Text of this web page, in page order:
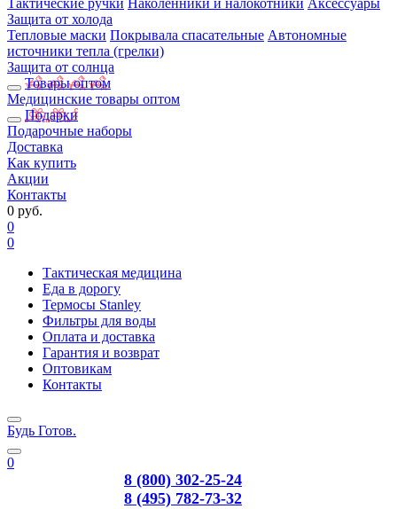
Тактические ручки Наколенники и налокотники Аксессуары
Защита от холода
Тепловые маски Покрывала спасательные Автономные
источники тепла (грелки)
Защита от солнца
Товары оптом
Медицинские товары оптом
Подарки
Подарочные наборы
Доставка
Как купить
Акции
Контакты
0 руб.
0
0
Тактическая медицина
Еда в дорогу
Термосы Stanley
Фильтры для воды
Оплата и доставка
Гарантия и возврат
Оптовикам
Контакты
Будь Готов.
0
8 (800) 302-25-24
8 (495) 782-73-32